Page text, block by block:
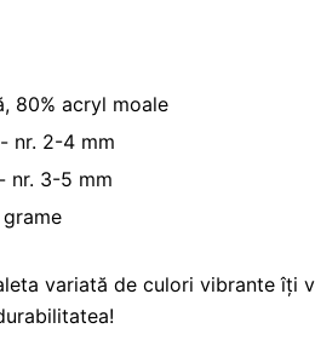
80% acryl moale
nr. 2-4 mm
nr. 3-5 mm
variată de culori vibrante